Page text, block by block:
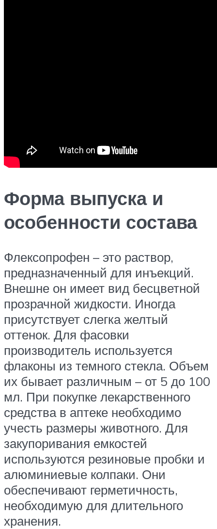
Форма выпуска и
особенности состава
Флексопрофен – это раствор,
предназначенный для инъекций.
Внешне он имеет вид бесцветной
прозрачной жидкости. Иногда
присутствует слегка желтый
оттенок. Для фасовки
производитель используется
флаконы из темного стекла. Объем
их бывает различным – от 5 до 100
мл. При покупке лекарственного
средства в аптеке необходимо
учесть размеры животного. Для
закупоривания емкостей
используются резиновые пробки и
алюминиевые колпаки. Они
обеспечивают герметичность,
необходимую для длительного
хранения.